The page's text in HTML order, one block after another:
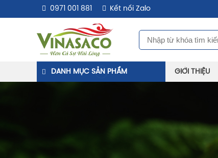
0971 001 881 Kết nối Zalo
DANH MỤC SẢN PHẨM GIỚI THIỆU